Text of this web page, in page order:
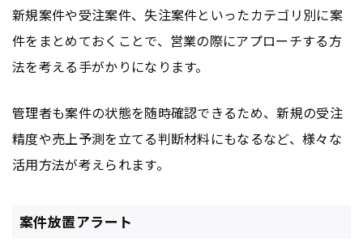
新規案件や受注案件、失注案件といったカテゴリ別に案
件をまとめておくことで、営業の際にアプローチする方
法を考える手がかりになります。
管理者も案件の状態を随時確認できるため、新規の受注
精度や売上予測を立てる判断材料にもなるなど、様々な
活用方法が考えられます。
案件放置アラート